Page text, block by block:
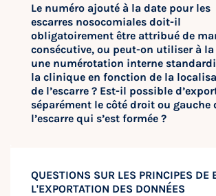
Le numéro ajouté à la date pour les
escarres nosocomiales doit-il
obligatoirement être attribué de
consécutive, ou peut-on utiliser à la
une numérotation interne
la clinique en fonction de la
de l’escarre ? Est-il possible
séparément le côté droit ou gauche
l’escarre qui s’est formée ?
QUESTIONS SUR LES PRINCIPES DE
L'EXPORTATION DES DONNÉES